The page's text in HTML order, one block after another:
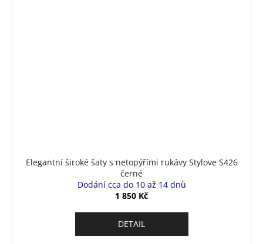
Elegantní široké šaty s netopýřími rukávy Stylove S426
černé
Dodání cca do 10 až 14 dnů
1 850 Kč
DETAIL